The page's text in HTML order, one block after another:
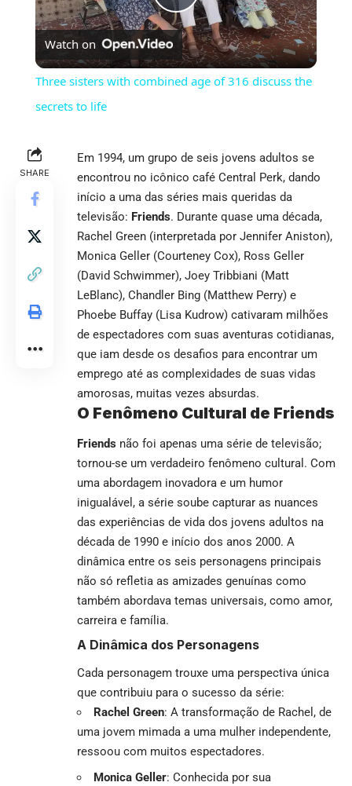
Play
Video
Watch on
Three sisters with combined age of 316 discuss the
secrets to life
SHARE
Em 1994, um grupo de seis jovens adultos se
encontrou no icônico café Central Perk, dando
início a uma das séries mais queridas da
televisão: Friends. Durante quase uma década,
Rachel Green (interpretada por Jennifer Aniston),
Monica Geller (Courteney Cox), Ross Geller
(David Schwimmer), Joey Tribbiani (Matt
LeBlanc), Chandler Bing (Matthew Perry) e
Phoebe Buffay (Lisa Kudrow) cativaram milhões
de espectadores com suas aventuras cotidianas,
que iam desde os desafios para encontrar um
emprego até as complexidades de suas vidas
amorosas, muitas vezes absurdas.
O Fenômeno Cultural de Friends
Friends não foi apenas uma série de televisão;
tornou-se um verdadeiro fenômeno cultural. Com
uma abordagem inovadora e um humor
inigualável, a série soube capturar as nuances
das experiências de vida dos jovens adultos na
década de 1990 e início dos anos 2000. A
dinâmica entre os seis personagens principais
não só refletia as amizades genuínas como
também abordava temas universais, como amor,
carreira e família.
A Dinâmica dos Personagens
Cada personagem trouxe uma perspectiva única
que contribuiu para o sucesso da série:
Rachel Green: A transformação de Rachel, de
uma jovem mimada a uma mulher independente,
ressoou com muitos espectadores.
Monica Geller: Conhecida por sua